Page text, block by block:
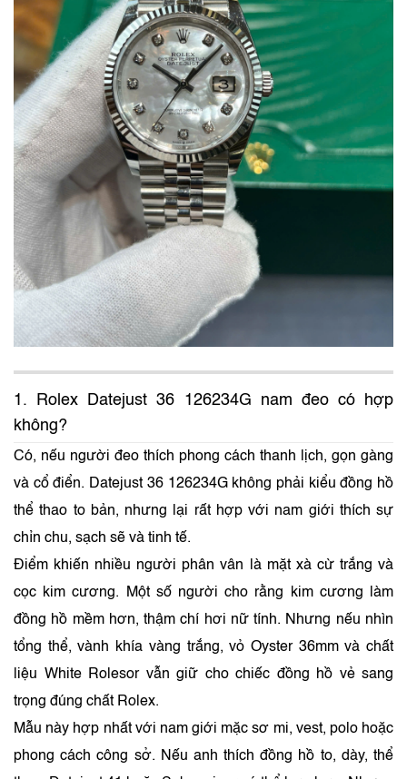
1. Rolex Datejust 36 126234G nam đeo có hợp
không?
Có, nếu người đeo thích phong cách thanh lịch, gọn gàng
và cổ điển. Datejust 36 126234G không phải kiểu đồng hồ
thể thao to bản, nhưng lại rất hợp với nam giới thích sự
chỉn chu, sạch sẽ và tinh tế.
Điểm khiến nhiều người phân vân là mặt xà cừ trắng và
cọc kim cương. Một số người cho rằng kim cương làm
đồng hồ mềm hơn, thậm chí hơi nữ tính. Nhưng nếu nhìn
tổng thể, vành khía vàng trắng, vỏ Oyster 36mm và chất
liệu White Rolesor vẫn giữ cho chiếc đồng hồ vẻ sang
trọng đúng chất Rolex.
Mẫu này hợp nhất với nam giới mặc sơ mi, vest, polo hoặc
phong cách công sở. Nếu anh thích đồng hồ to, dày, thể